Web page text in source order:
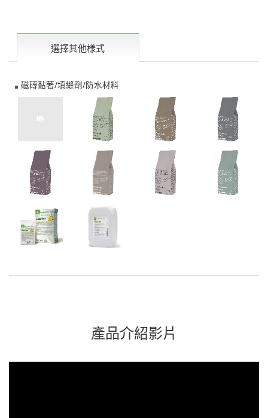
選擇其他樣式
磁磚黏著/填縫劑/防水材料
產品介紹影片